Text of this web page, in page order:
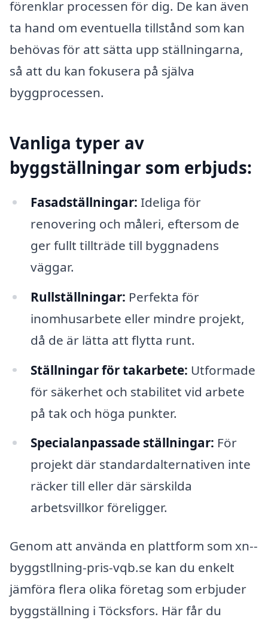
förenklar processen för dig. De kan även
ta hand om eventuella tillstånd som kan
behövas för att sätta upp ställningarna,
så att du kan fokusera på själva
byggprocessen.
Vanliga typer av
byggställningar som erbjuds:
Fasadställningar: Ideliga för
renovering och måleri, eftersom de
ger fullt tillträde till byggnadens
väggar.
Rullställningar: Perfekta för
inomhusarbete eller mindre projekt,
då de är lätta att flytta runt.
Ställningar för takarbete: Utformade
för säkerhet och stabilitet vid arbete
på tak och höga punkter.
Specialanpassade ställningar: För
projekt där standardalternativen inte
räcker till eller där särskilda
arbetsvillkor föreligger.
Genom att använda en plattform som xn--
byggstllning-pris-vqb.se kan du enkelt
jämföra flera olika företag som erbjuder
byggställning i Töcksfors. Här får du